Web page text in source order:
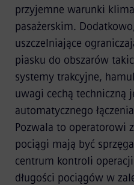
przyjemne warunki
pasażerskim.
uszczelniające
piasku do obszarów
systemy trakcyjne,
uwagi cechą techniczną
automatycznego
Pozwala to operatorowi
pociągi mają być
centrum kontroli
długości pociągów w